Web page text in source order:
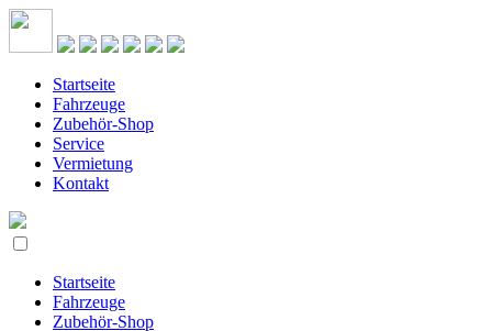
Startseite
Fahrzeuge
Zubehör-Shop
Service
Vermietung
Kontakt
Startseite
Fahrzeuge
Zubehör-Shop